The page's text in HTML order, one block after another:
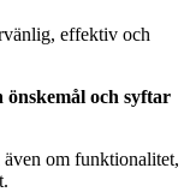
effektiv och
önskemål och syftar
om funktionalitet,